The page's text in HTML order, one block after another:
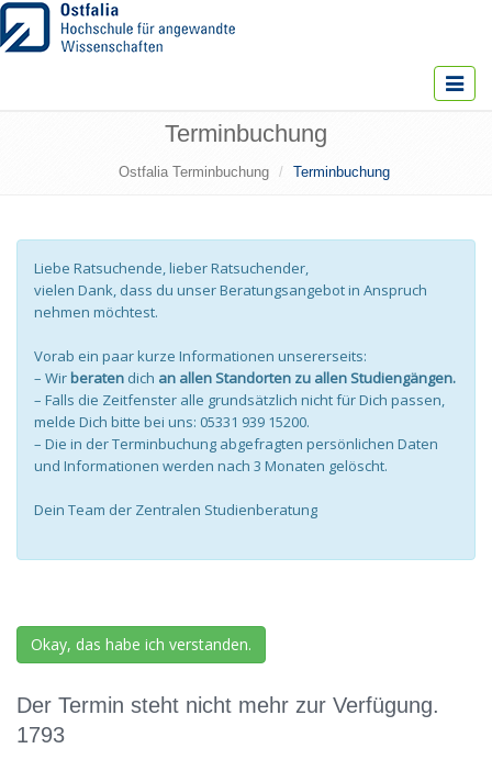
Toggle
Terminbuchung
Ostfalia Terminbuchung Terminbuchung
Liebe Ratsuchende, lieber Ratsuchender,
vielen Dank, dass du unser Beratungsangebot in Anspruch
nehmen möchtest.
Vorab ein paar kurze Informationen unsererseits:
– Wirberaten dich an allen Standorten zu allen Studiengängen.
– Falls die Zeitfenster alle grundsätzlich nicht für Dich passen,
melde Dich bitte bei uns: 05331 939 15200.
– Die in der Terminbuchung abgefragten persönlichen Daten
und Informationen werden nach 3 Monaten gelöscht.
Dein Team der Zentralen Studienberatung
Okay, das habe ich verstanden.
Der Termin steht nicht mehr zur Verfügung.
1793